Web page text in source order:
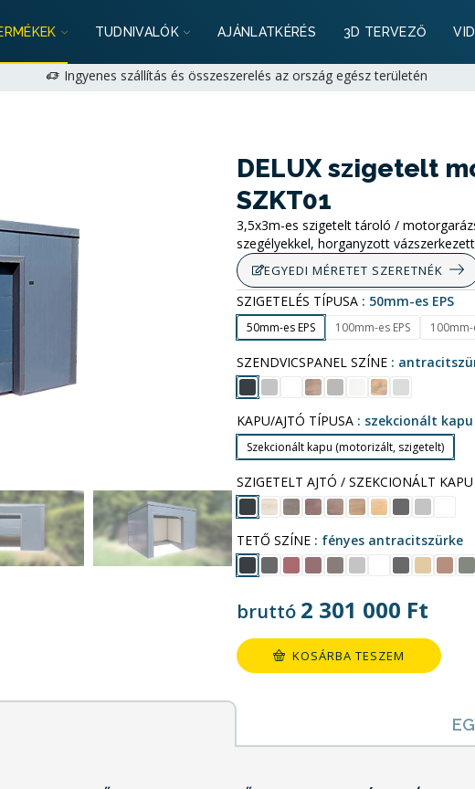
TUDNIVALÓK AJÁNLATKÉRÉS 3D TERVEZŐ
Garancia: 2+1 év lehetőség magánszemélyeknek | 1+1 év cégeknek -
Ingyenes szállítás és összeszerelés az ország egész területén
DELUX szigetelt
SZKT01
3,5x3m-es szigetelt tároló /
szegélyekkel, horganyzott
EGYEDI MÉRETET SZERETNÉK
SZIGETELÉS TÍPUSA 50mm-es EPS
50mm-es EPS 100mm-es EPS 100mm-
SZENDVICSPANEL SZÍNE
KAPU/AJTÓ TÍPUSA szekcionált
Szekcionált kapu (motorizált, szigetelt)
SZIGETELT AJTÓ / SZEKCIONÁLT
TETŐ SZÍNE fényes antracitszürke
bruttó 2 301 000 Ft
KOSÁRBA TESZEM